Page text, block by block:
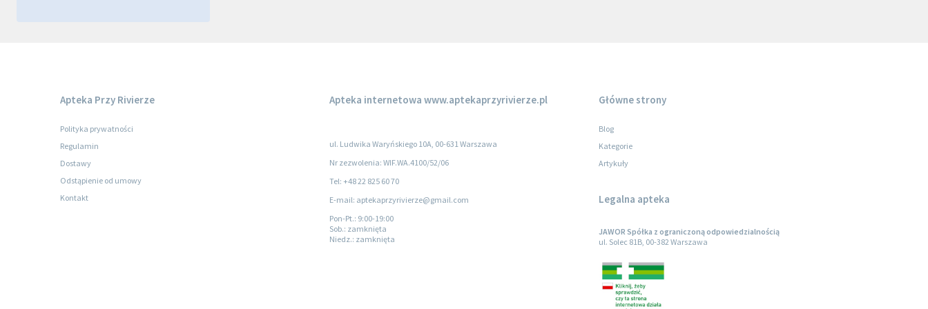
Apteka Przy Rivierze
Polityka prywatności
Regulamin
Dostawy
Odstąpienie od umowy
Kontakt
Apteka internetowa www.aptekaprzyrivierze.pl
ul. Ludwika Waryńskiego 10A, 00-631 Warszawa
Nr zezwolenia: WIF.WA.4100/52/06
Tel: +48 22 825 60 70
E-mail: aptekaprzyrivierze@gmail.com
Pon-Pt.: 9:00-19:00
Sob.: zamknięta
Niedz.: zamknięta
Główne strony
Blog
Kategorie
Artykuły
Legalna apteka
JAWOR Spółka z ograniczoną odpowiedzialnością
ul. Solec 81B, 00-382 Warszawa